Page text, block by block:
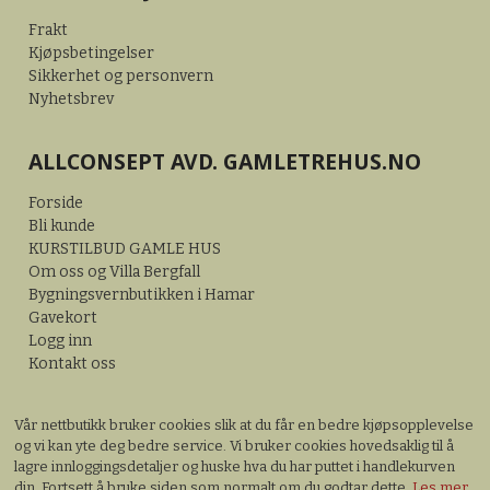
Frakt
Kjøpsbetingelser
Sikkerhet og personvern
Nyhetsbrev
ALLCONSEPT AVD. GAMLETREHUS.NO
Forside
Bli kunde
KURSTILBUD GAMLE HUS
Om oss og Villa Bergfall
Bygningsvernbutikken i Hamar
Gavekort
Logg inn
Kontakt oss
Vår nettbutikk bruker cookies slik at du får en bedre kjøpsopplevelse
og vi kan yte deg bedre service. Vi bruker cookies hovedsaklig til å
lagre innloggingsdetaljer og huske hva du har puttet i handlekurven